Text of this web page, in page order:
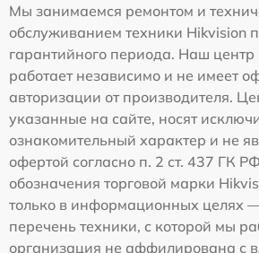
Мы занимаемся ремонтом и
обслуживанием техники Hikvision
гарантийного периода. Наш центр
работает независимо и не имеет
авторизации от производителя.
указанные на сайте, носят
ознакомительный характер и не
офертой согласно п. 2 ст. 437 ГК
обозначения торговой марки
только в информационных целях
перечень техники, с которой мы
организация не аффилирована с